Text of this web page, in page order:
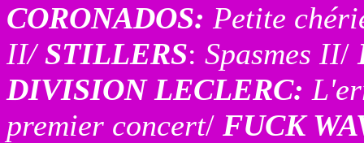
CORONADOS: Petite
II/ STILLERS: Spasmes II/
DIVISION LECLERC:
premier concert/ FUCK